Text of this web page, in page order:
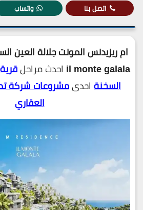
اتصل بنا واتساب
il monte galala احدث مراحل
السخنة احدىمشروعات شركة
العقاري